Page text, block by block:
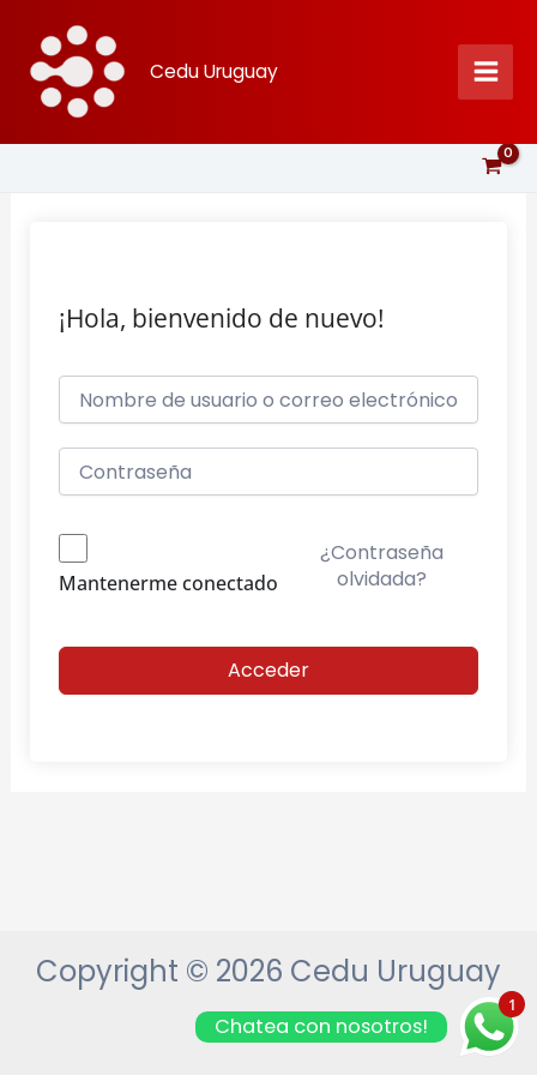
contenido
Cedu Uruguay
¡Hola, bienvenido de nuevo!
Mantenerme conectado
¿Contraseña
olvidada?
Acceder
Copyright © 2026 Cedu Uruguay
1
Chatea con nosotros!